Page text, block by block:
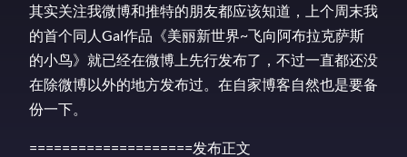
其实关注我微博和推特的朋友都应该知道，上个周末我
的首个同人Gal作品《美丽新世界~飞向阿布拉克萨斯
的小鸟》就已经在微博上先行发布了，不过一直都还没
在除微博以外的地方发布过。在自家博客自然也是要备
份一下。
====================发布正文